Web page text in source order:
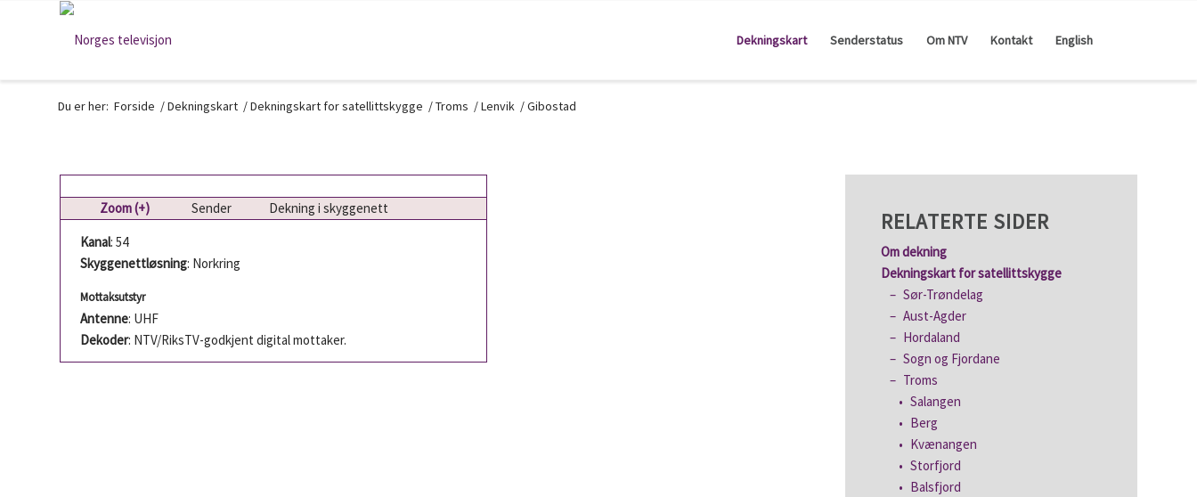
Dekningskart Senderstatus Om NTV Kontakt English
Du er her: Forside /Dekningskart /Dekningskart for satellittskygge /Troms /Lenvik /Gibostad
Zoom (+) Sender
Dekning i skyggenett
Kanal: 54
Skyggenettløsning: Norkring
Mottaksutstyr
Antenne: UHF
Dekoder: NTV/RiksTV-godkjent digital mottaker.
RELATERTE SIDER
Om dekning
Dekningskart for satellittskygge
Sør-Trøndelag
Aust-Agder
Hordaland
Sogn og Fjordane
Troms
Salangen
Berg
Kvænangen
Storfjord
Balsfjord